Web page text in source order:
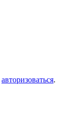
авторизоваться.